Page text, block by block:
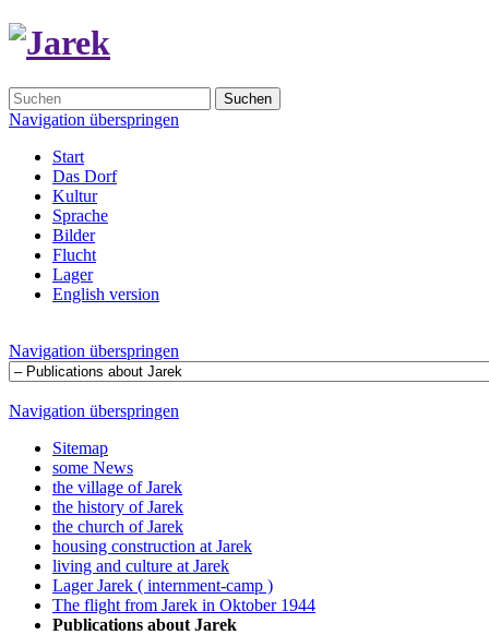
Suchen
Navigation überspringen
Start
Das Dorf
Kultur
Sprache
Bilder
Flucht
Lager
English version
Navigation überspringen
Navigation überspringen
Sitemap
some News
the village of Jarek
the history of Jarek
the church of Jarek
housing construction at Jarek
living and culture at Jarek
Lager Jarek ( internment-camp )
The flight from Jarek in Oktober 1944
Publications about Jarek